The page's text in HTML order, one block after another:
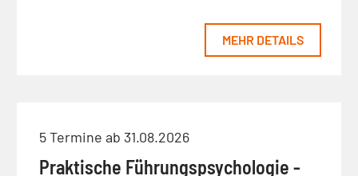
MEHR DETAILS
5 Termine ab 31.08.2026
Praktische Führungspsychologie -